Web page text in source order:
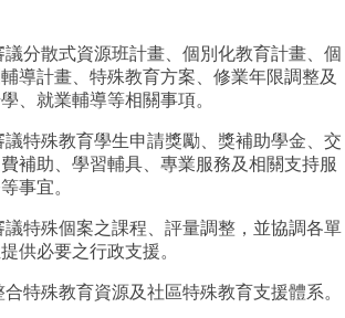
議分散式資源班計畫、個別化教育計畫、個
導計畫、特殊教育方案、修業年限調整及
、就業輔導等相關事項。
議特殊教育學生申請獎勵、獎補助學金、交
補助、學習輔具、專業服務及相關支持服
事宜。
議特殊個案之課程、評量調整，並協調各單
供必要之行政支援。
合特殊教育資源及社區特殊教育支援體系。